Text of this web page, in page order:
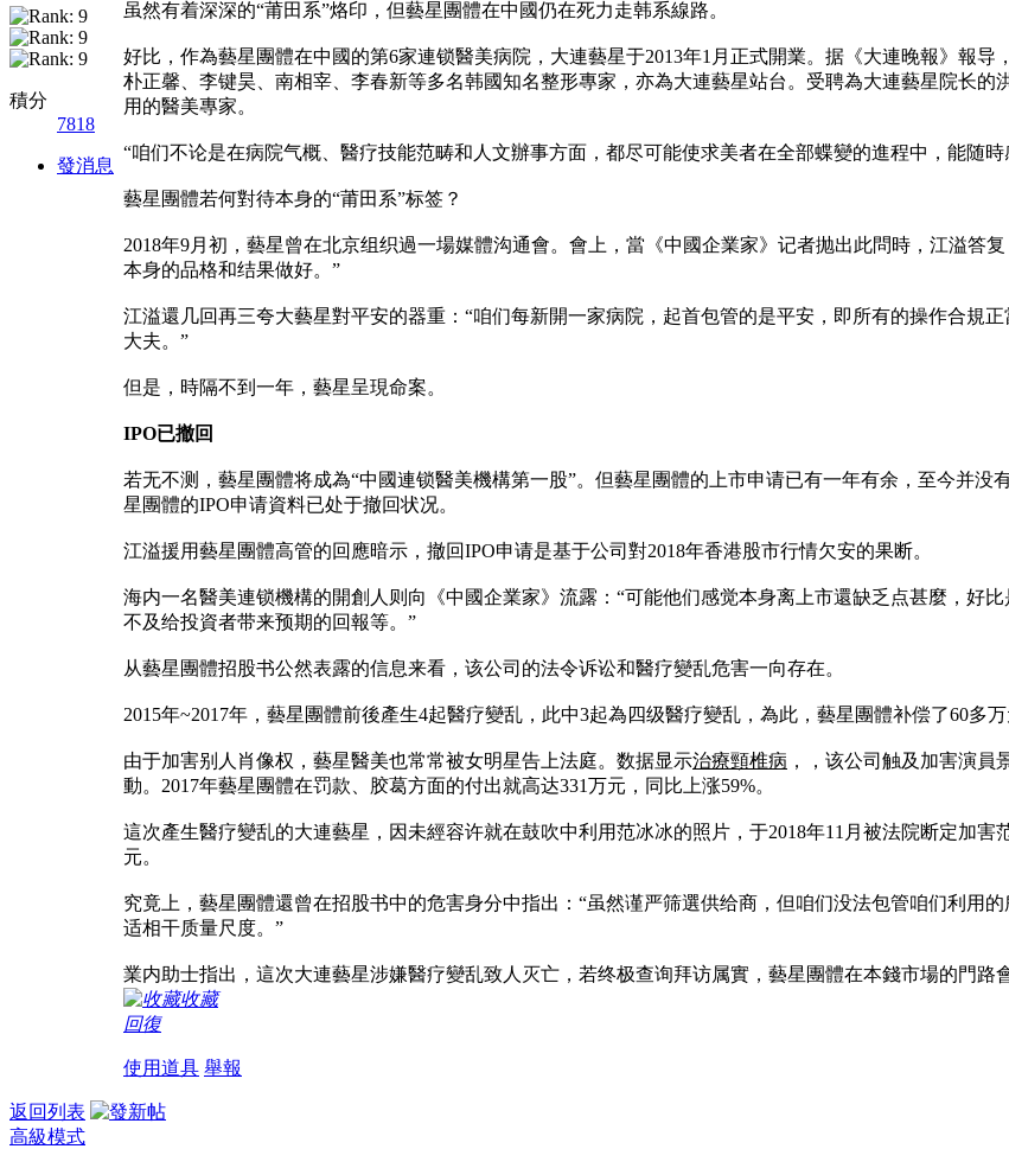
積分
7818
發消息
虽然有着深深的“莆田系”烙印，但藝星團體在中國仍在死力走韩系線路。
好比，作為藝星團體在中國的第6家連锁醫美病院，大連藝星于2013年1月正式開業。据《大連晚報》報
朴正馨、李键昊、南相宰、李春新等多名韩國知名整形專家，亦為大連藝星站台。受聘為大連藝星院长的
用的醫美專家。
“咱们不论是在病院气概、醫疗技能范畴和人文辦事方面，都尽可能使求美者在全部蝶變的進程中，能随
藝星團體若何對待本身的“莆田系”标签？
2018年9月初，藝星曾在北京组织過一場媒體沟通會。會上，當《中國企業家》记者抛出此問時，江溢答
本身的品格和结果做好。”
江溢還几回再三夸大藝星對平安的器重：“咱们每新開一家病院，起首包管的是平安，即所有的操作合規
大夫。”
但是，時隔不到一年，藝星呈現命案。
IPO已撤回
若无不测，藝星團體将成為“中國連锁醫美機構第一股”。但藝星團體的上市申请已有一年有余，至今并
星團體的IPO申请資料已处于撤回状况。
江溢援用藝星團體高管的回應暗示，撤回IPO申请是基于公司對2018年香港股市行情欠安的果断。
海内一名醫美連锁機構的開創人则向《中國企業家》流露：“可能他们感觉本身离上市還缺乏点甚麼，好
不及给投資者带来预期的回報等。”
从藝星團體招股书公然表露的信息来看，该公司的法令诉讼和醫疗變乱危害一向存在。
2015年~2017年，藝星團體前後產生4起醫疗變乱，此中3起為四级醫疗變乱，為此，藝星團體补偿了60多万
由于加害别人肖像权，藝星醫美也常常被女明星告上法庭。数据显示治療頸椎病 ，，该公司触及加害演員
動。2017年藝星團體在罚款、胶葛方面的付出就高达331万元，同比上涨59%。
這次產生醫疗變乱的大連藝星，因未經容许就在鼓吹中利用范冰冰的照片，于2018年11月被法院断定加
元。
究竟上，藝星團體還曾在招股书中的危害身分中指出：“虽然谨严筛選供给商，但咱们没法包管咱们利用
适相干质量尺度。”
業内助士指出，這次大連藝星涉嫌醫疗變乱致人灭亡，若终极查询拜访属實，藝星團體在本錢市場的門路
收藏
回復
使用道具 舉報
返回列表
高級模式